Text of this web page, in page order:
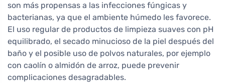
son más propensas a las infecciones fúngicas y
bacterianas, ya que el ambiente húmedo les favorece.
El uso regular de productos de limpieza suaves con pH
equilibrado, el secado minucioso de la piel después del
baño y el posible uso de polvos naturales, por ejemplo
con caolín o almidón de arroz, puede prevenir
complicaciones desagradables.